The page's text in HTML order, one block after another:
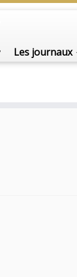
Les journaux